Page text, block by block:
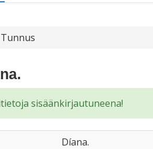
Tunnus
sisäänkirjautuneena!
Díana.